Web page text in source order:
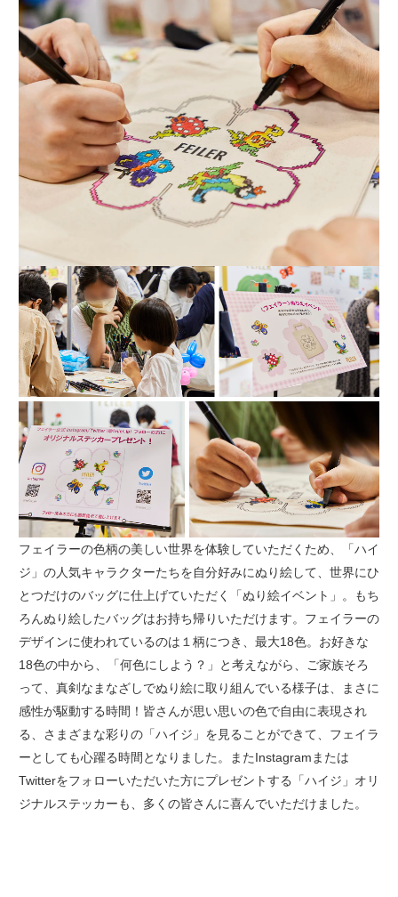
フェイラーの色柄の美しい世界を体験していただくため、「ハイ
ジ」の人気キャラクターたちを自分好みにぬり絵して、世界にひ
とつだけのバッグに仕上げていただく「ぬり絵イベント」。もち
ろんぬり絵したバッグはお持ち帰りいただけます。フェイラーの
デザインに使われているのは１柄につき、最大18色。お好きな
18色の中から、「何色にしよう？」と考えながら、ご家族そろ
って、真剣なまなざしでぬり絵に取り組んでいる様子は、まさに
感性が駆動する時間！皆さんが思い思いの色で自由に表現され
る、さまざまな彩りの「ハイジ」を見ることができて、フェイラ
ーとしても心躍る時間となりました。またInstagramまたは
Twitterをフォローいただいた方にプレゼントする「ハイジ」オリ
ジナルステッカーも、多くの皆さんに喜んでいただけました。